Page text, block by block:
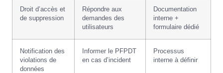
Droit d’accès et
de suppression
Répondre aux
demandes des
utilisateurs
Documentation
interne +
formulaire dédié
Notification des
violations de
données
Informer le PFPDT
en cas d’incident
Processus
interne à définir